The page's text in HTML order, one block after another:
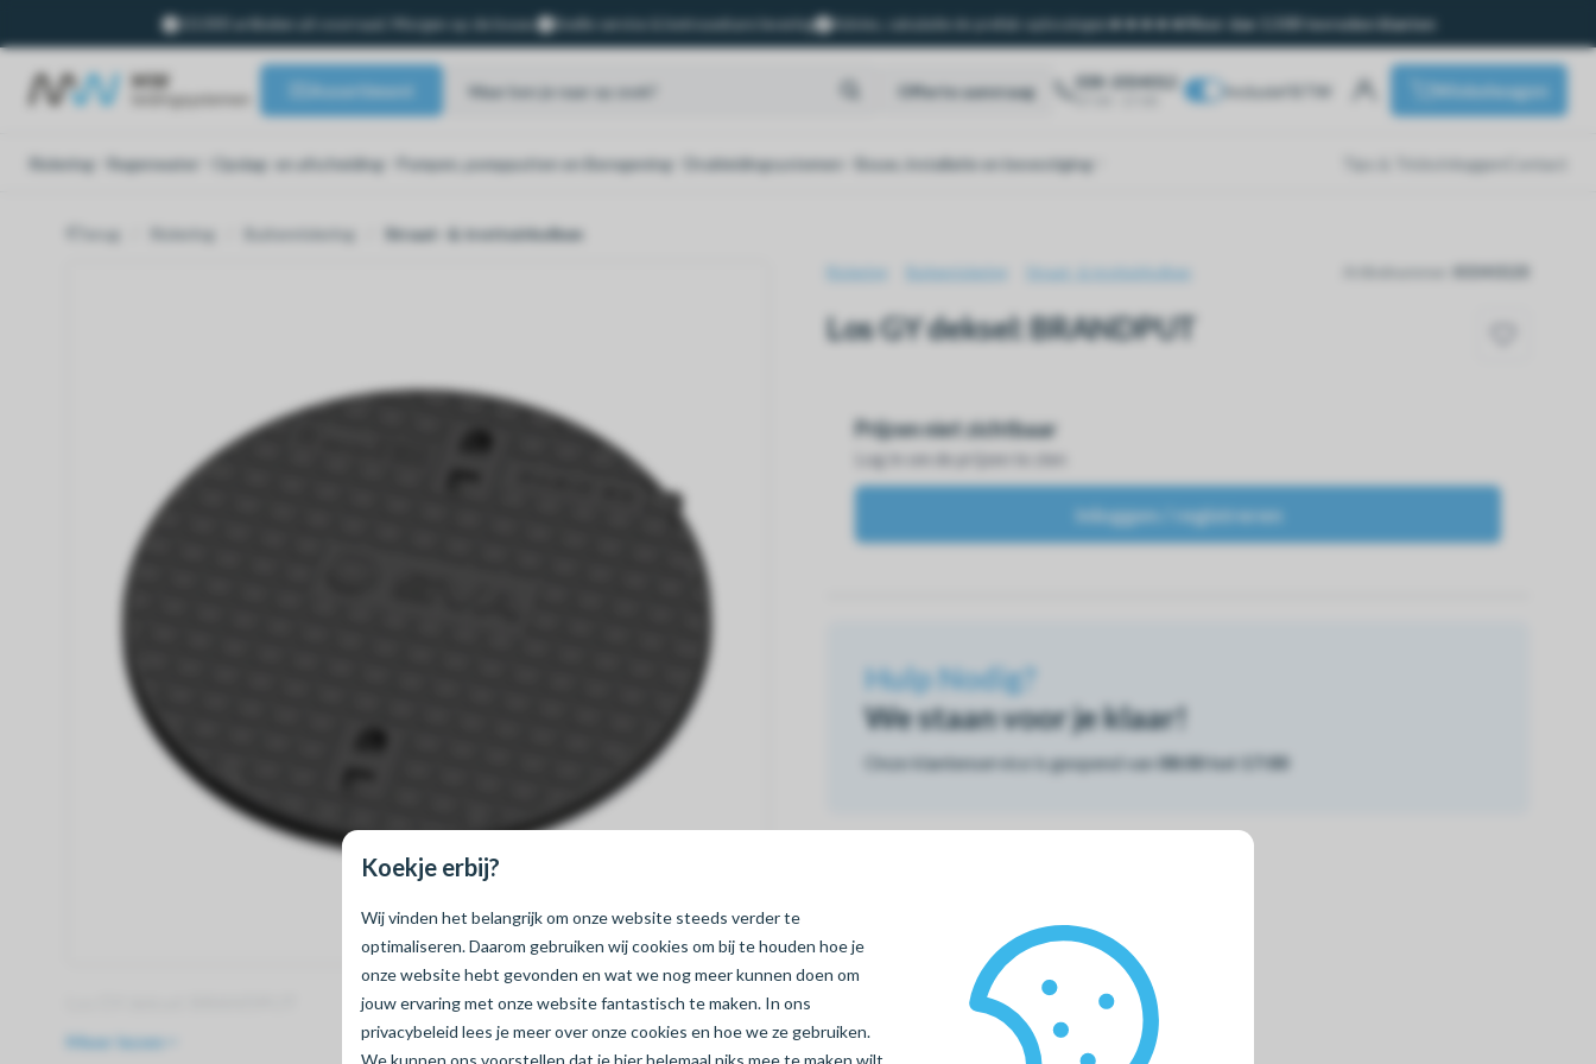
Koekje erbij?
Wij vinden het belangrijk om onze website steeds verder te
optimaliseren. Daarom gebruiken wij cookies om bij te houden hoe je
onze website hebt gevonden en wat we nog meer kunnen doen om
jouw ervaring met onze website fantastisch te maken. In ons
privacybeleid lees je meer over onze cookies en hoe we ze gebruiken.
We kunnen ons voorstellen dat je hier helemaal niks mee te maken wilt
10.000 artikelen uit voorraad. Morgen op de bouw. Snelle service & betrouwbare levering Advies, calculatie én prefab oplossingen Meer dan 1.500 tevreden klanten
Assortiment Offerte aanvraag 038-2054012 Inclusief BTW Winkelwagen
Riolering Regenwater Opslag- en afscheiding Pompen, pompputten en Beregening Drukleidingsystemen Bouw, installatie en bevestiging Inloggen
Terug Riolering Buitenriolering Straat- & trottoirkolken
Meer lezen
Riolering Buitenriolering Straat- & trottoirkolken
Los GY deksel: BRANDPUT
Prijzen niet zichtbaar
Log in om de prijzen te zien
Inloggen / registreren
Hulp Nodig?
We staan voor je klaar!
Onze klantenservice is geopend van08:00 tot 17:00